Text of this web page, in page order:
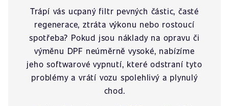
Trápí vás ucpaný filtr pevných částic, časté
regenerace, ztráta výkonu nebo rostoucí
spotřeba? Pokud jsou náklady na opravu či
výměnu DPF neúměrně vysoké, nabízíme
jeho softwarové vypnutí, které odstraní tyto
problémy a vrátí vozu spolehlivý a plynulý
chod.